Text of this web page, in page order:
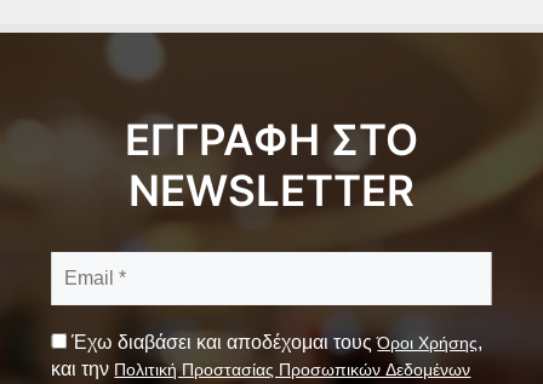
ΕΓΓΡΑΦΗ ΣΤΟ
NEWSLETTER
Έχω διαβάσει και αποδέχομαι τουςΌροι Χρήσης,
και την Πολιτική Προστασίας Προσωπικών Δεδομένων